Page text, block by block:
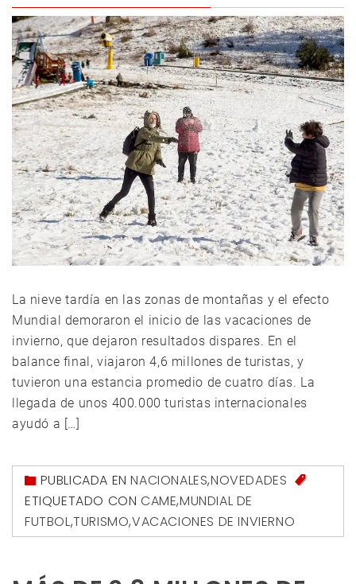
La nieve tardía en las zonas de montañas y el efecto
Mundial demoraron el inicio de las vacaciones de
invierno, que dejaron resultados dispares. En el
balance final, viajaron 4,6 millones de turistas, y
tuvieron una estancia promedio de cuatro días. La
llegada de unos 400.000 turistas internacionales
ayudó a […]
PUBLICADA ENNACIONALES,NOVEDADES
ETIQUETADO CON CAME,MUNDIAL DE
FUTBOL,TURISMO,VACACIONES DE INVIERNO